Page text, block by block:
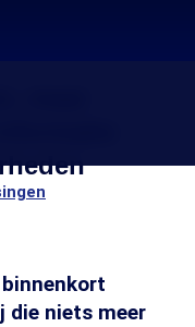
die niets meer